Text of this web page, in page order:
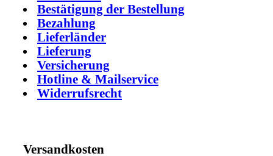
Bestätigung der Bestellung
Bezahlung
Lieferländer
Lieferung
Versicherung
Hotline & Mailservice
Widerrufsrecht
Versandkosten